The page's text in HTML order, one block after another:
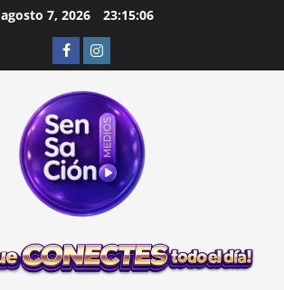
agosto 7, 2026 23:15:07
FacebookInstagram